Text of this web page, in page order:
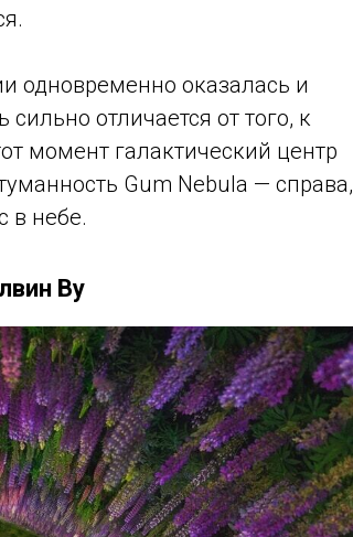
оказалась и
отличается от того, к
момент галактический центр
Gum Nebula — справа,
в небе.
Ву